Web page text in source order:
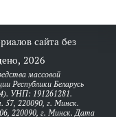
сайта без
2026
массовой
Республики Беларусь
УНП: 191261281.
57, 220090, г. Минск.
220090, г. Минск. Дата